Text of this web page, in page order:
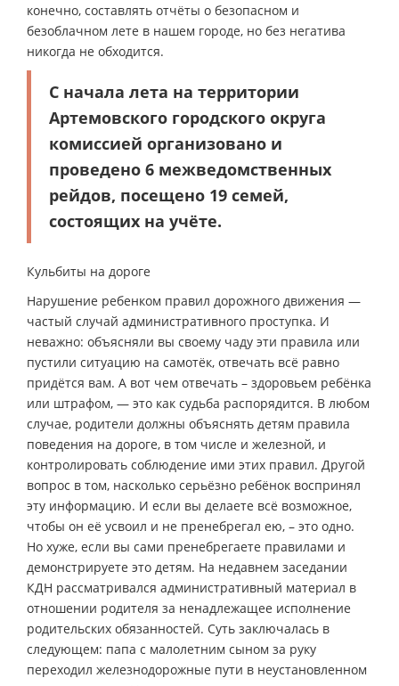
конечно, составлять отчёты о безопасном и
безоблачном лете в нашем городе, но без негатива
никогда не обходится.
С начала лета на территории
Артемовского городского округа
комиссией организовано и
проведено 6 межведомственных
рейдов, посещено 19 семей,
состоящих на учёте.
Кульбиты на дороге
Нарушение ребенком правил дорожного движения —
частый случай административного проступка. И
неважно: объясняли вы своему чаду эти правила или
пустили ситуацию на самотёк, отвечать всё равно
придётся вам. А вот чем отвечать – здоровьем ребёнка
или штрафом, — это как судьба распорядится. В любом
случае, родители должны объяснять детям правила
поведения на дороге, в том числе и железной, и
контролировать соблюдение ими этих правил. Другой
вопрос в том, насколько серьёзно ребёнок воспринял
эту информацию. И если вы делаете всё возможное,
чтобы он её усвоил и не пренебрегал ею, – это одно.
Но хуже, если вы сами пренебрегаете правилами и
демонстрируете это детям. На недавнем заседании
КДН рассматривался административный материал в
отношении родителя за ненадлежащее исполнение
родительских обязанностей. Суть заключалась в
следующем: папа с малолетним сыном за руку
переходил железнодорожные пути в неустановленном